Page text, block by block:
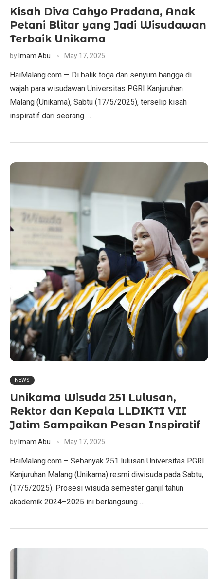
Kisah Diva Cahyo Pradana, Anak
Petani Blitar yang Jadi Wisudawan
Terbaik Unikama
by Imam Abu May 17, 2025
HaiMalang.com — Di balik toga dan senyum bangga di
wajah para wisudawan Universitas PGRI Kanjuruhan
Malang (Unikama), Sabtu (17/5/2025), terselip kisah
inspiratif dari seorang …
NEWS
Unikama Wisuda 251 Lulusan,
Rektor dan Kepala LLDIKTI VII
Jatim Sampaikan Pesan Inspiratif
by Imam Abu May 17, 2025
HaiMalang.com – Sebanyak 251 lulusan Universitas PGRI
Kanjuruhan Malang (Unikama) resmi diwisuda pada Sabtu,
(17/5/2025). Prosesi wisuda semester ganjil tahun
akademik 2024–2025 ini berlangsung …